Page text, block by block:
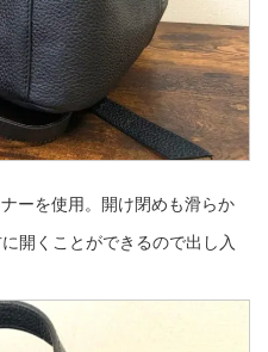
ーを使用。開け閉めも滑らか
開くことができるので出し入